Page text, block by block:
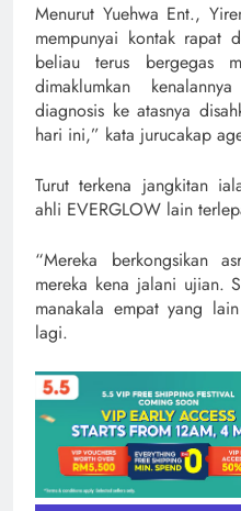
Menurut Yuehwa Ent.,
mempunyai kontak rapat
beliau terus bergegas
dimaklumkan
diagnosis ke atasnya
hari ini,” kata jurucakap
Turut terkena jangkitan
ahli EVERGLOW lain
“Mereka berkongsikan
mereka kena jalani ujian.
manakala empat yang
lagi.